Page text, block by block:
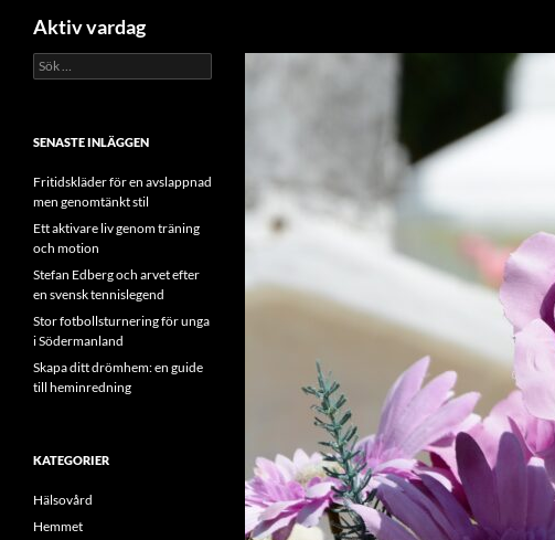
Hoppa
Aktiv vardag
Sök
efter:
SENASTE INLÄGGEN
Fritidskläder för en avslappnad
men genomtänkt stil
Ett aktivare liv genom träning
och motion
Stefan Edberg och arvet efter
en svensk tennislegend
Stor fotbollsturnering för unga
i Södermanland
Skapa ditt drömhem: en guide
till heminredning
KATEGORIER
Hälsovård
Hemmet